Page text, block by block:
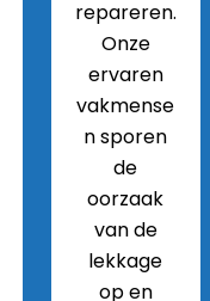
repareren.
Onze
ervaren
vakmense
n sporen
de
oorzaak
van de
lekkage
op en